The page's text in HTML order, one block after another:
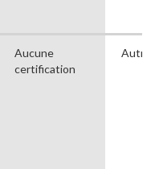
Aucune
certification
Autre